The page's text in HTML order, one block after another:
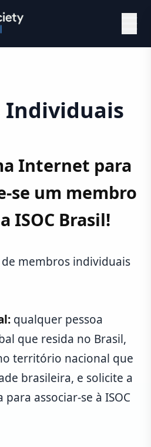
Individuais
Internet para
se um membro
ISOC Brasil!
membros individuais
qualquer pessoa
que resida no Brasil,
território nacional que
brasileira, e solicite a
associar-se à ISOC